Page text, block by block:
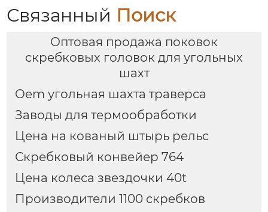
Связанный Поиск
Оптовая продажа поковок
скребковых головок для угольных
шахт
Oem угольная шахта траверса
Заводы для термообработки
Цена на кованый штырь рельс
Скребковый конвейер 764
Цена колеса звездочки 40t
Производители 1100 скребков